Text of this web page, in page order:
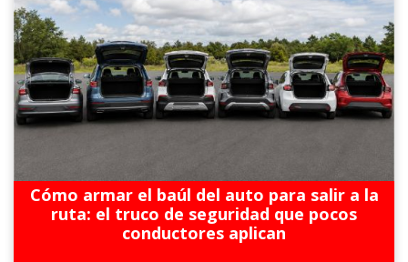
Cómo armar el baúl del auto para salir a la
ruta: el truco de seguridad que pocos
conductores aplican